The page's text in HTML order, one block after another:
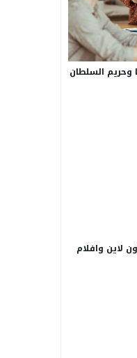
السلطان
2023 افلام اون لاين وافلام